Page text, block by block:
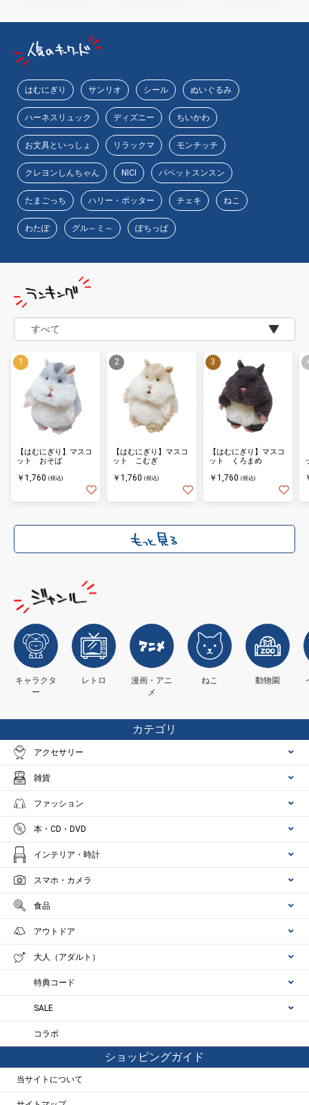
はむにぎり サンリオ シール ぬいぐるみ
ハーネスリュック ディズニー ちいかわ
お文具といっしょ リラックマ モンチッチ
クレヨンしんちゃん NICI パペットスンスン
たまごっち ハリー・ポッター チェキ ねこ
わたぽ グル～ミ～ ぽちっぱ
【はむにぎり】マスコ
ット おそば
￥1,760 (税込)
【はむにぎり】マスコ
ット こむぎ
￥1,760 (税込)
【はむにぎり】マスコ
ット くろまめ
￥1,760 (税込)
キャラクタ
ー
レトロ
漫画・アニ
メ
ねこ 動物園
カテゴリ
アクセサリー
雑貨
ファッション
本・CD・DVD
インテリア・時計
スマホ・カメラ
食品
アウトドア
大人（アダルト）
特典コード
SALE
コラボ
ショッピングガイド
当サイトについて